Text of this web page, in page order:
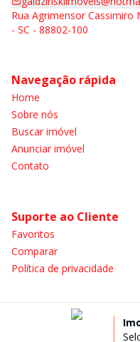
Rua Agrimensor Cassimiro
- SC - 88802-100
Navegação rápida
Home
Sobre nós
Buscar imóvel
Anunciar imóvel
Contato
Suporte ao Cliente
Favoritos
Comparar
Política de privacidade